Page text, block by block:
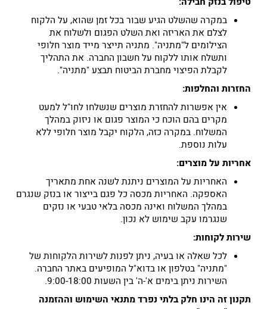
במקרה שהשלט הגיע שבור בכל זמן שהוא, על הלקוח
לצלם את האריזה ואת השלט הפגום ולשלוח את
הצילומים ל"מתניה". מתניה תייצר מייד מוצר חלופי
ותשלח אותו ללקוח על חשבון החברה. את התהליך
לקבלת הפיצוי מחברת הביטוח תבצע "מתניה".
החזרות והחלפות:
אין אפשרות להחזרת מוצרים שנשלחו לחו"ל למעט
מקרים בהם הוכח כי המוצר פגום או ניזוק במהלך
המשלוח. במקרה כזה, הלקוח יקבל מוצר חלופי ללא
עלות נוספת.
אחריות על מוצרים:
האחריות על המוצרים ניתנת לשנה אחת מתאריך
האספקה. האחריות מכסה כל פגם בייצור או בנזק שנגרם
במהלך המשלוח ואינה מכסה בלאי טבעי או נזקים
שנגרמו עקב שימוש לא נכון.
שירות לקוחות:
לכל שאלה או בעיה, ניתן לפנות לשירות הלקוחות של
"מתניה" בטלפון או בדוא"ל המופיעים באתר החברה.
השירות ניתן בימים א'-ה' בין השעות 9:00-18:00.
תקנון זה הינו חלק בלתי נפרד מתנאי השימוש וההזמנה